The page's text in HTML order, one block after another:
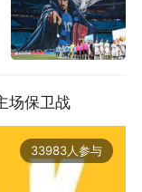
场保卫战
33983人参与